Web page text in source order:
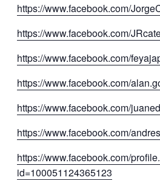
https://www.facebook.com/
https://www.facebook.com/
https://www.facebook.com/
https://www.facebook.com/
https://www.facebook.com/
https://www.facebook.com/
https://www.facebook.com/
id=100051124365123